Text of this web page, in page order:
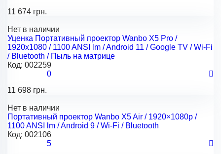
11 674 грн.
Нет в наличии
Уценка Портативный проектор Wanbo X5 Pro /
1920x1080 / 1100 ANSI lm / Android 11 / Google TV / Wi-Fi
/ Bluetooth / Пыль на матрице
Код: 002259
0
11 698 грн.
Нет в наличии
Портативный проектор Wanbo X5 Air / 1920×1080p /
1100 ANSI lm / Android 9 / Wi-Fi / Bluetooth
Код: 002106
5